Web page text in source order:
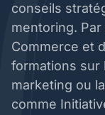
conseils
mentoring.
Commerce et
formations sur
marketing ou
comme